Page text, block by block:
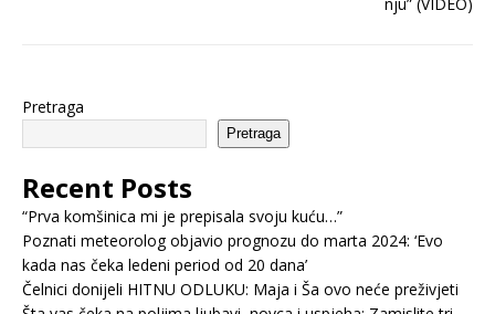
Pretraga
Pretraga
Recent Posts
“Prva komšinica mi je prepisala svoju kuću…”
Poznati meteorolog objavio prognozu do marta 2024: ‘Evo
kada nas čeka ledeni period od 20 dana’
Čelnici donijeli HITNU ODLUKU: Maja i Ša ovo neće preživjeti